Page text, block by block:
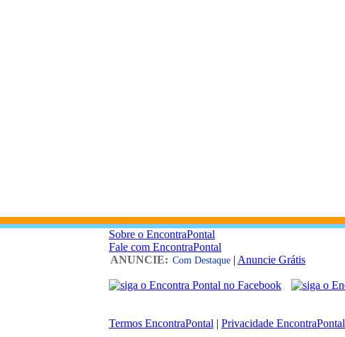
Sobre o EncontraPontal
Fale com EncontraPontal
ANUNCIE: Com Destaque | Anuncie Grátis
Termos EncontraPontal | Privacidade EncontraPontal